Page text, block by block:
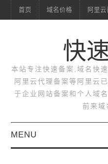
首页 域名价格 阿里
快
本站专注快速备案,域名快
阿里云代理备案等阿里云
于企业网站备案和个人域
前来域
MENU